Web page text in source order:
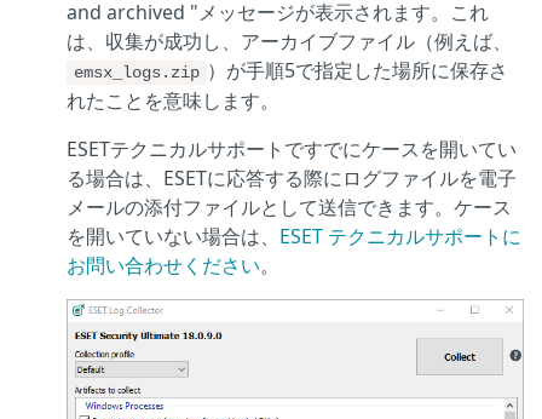
and archived "メッセージが表示されます。これ
は、収集が成功し、アーカイブファイル（例えば、
emsx_logs.zip ）が手順5で指定した場所に保存さ
れたことを意味します。
ESETテクニカルサポートですでにケースを開いてい
る場合は、ESETに応答する際にログファイルを電子
メールの添付ファイルとして送信できます。ケース
を開いていない場合は、 ESET テクニカルサポートに
お問い合わせください。